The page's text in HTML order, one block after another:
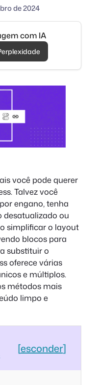
de 2024
com IA
você pode querer
Talvez você
engano, tenha
ou
simplificar o layout
blocos para
substituir o
oferece várias
e múltiplos.
métodos mais
limpo e
[esconder]